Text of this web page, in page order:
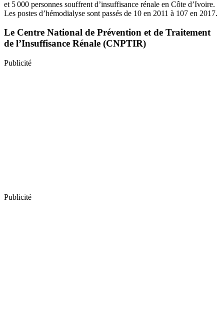
et 5 000 personnes souffrent d’insuffisance rénale en Côte d’Ivoire.
Les postes d’hémodialyse sont passés de 10 en 2011 à 107 en 2017.
Le Centre National de Prévention et de Traitement
de l’Insuffisance Rénale (CNPTIR)
Publicité
Publicité